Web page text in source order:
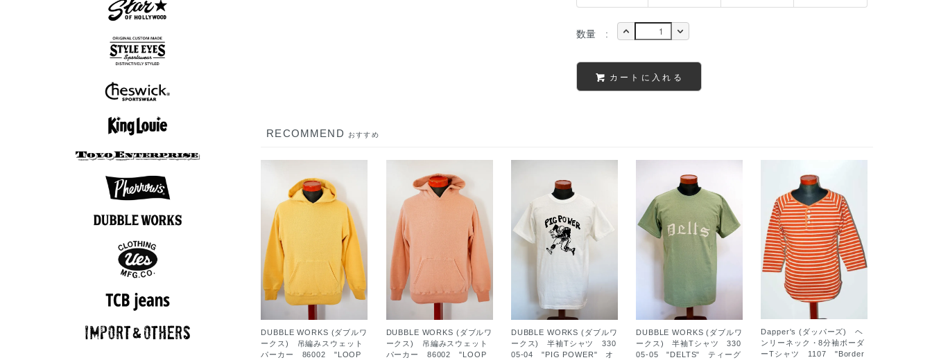
数量 :
カートに入れる
RECOMMEND おすすめ
DUBBLE WORKS (ダブルワ
ークス) 吊編みスウェット
パーカー 86002 "LOOP
DUBBLE WORKS (ダブルワ
ークス) 吊編みスウェット
パーカー 86002 "LOOP
DUBBLE WORKS (ダブルワ
ークス) 半袖Tシャツ 330
05-04 "PIG POWER" オ
DUBBLE WORKS (ダブルワ
ークス) 半袖Tシャツ 330
05-05 "DELTS" ティーグ
Dapper's (ダッパーズ) ヘ
ンリーネック・8分袖ボーダ
ーTシャツ 1107 "Border
ボウリングシャツ
7分袖Tシャツ
スウェット
Tシャツ
7分袖Tシャツ
ロンT
半袖シャツ
長袖シャツ
ポロシャツ
スウェット
アウター
パンツ
帽子
シューズ
ベスト
パンツ
Tシャツ
ロンT
アロハシャツ
半袖シャツ
ポロシャツ
長袖シャツ
ニット
スウェット
アウター
アウター
スウェット
Tシャツ
ロンT
パンツ
半袖シャツ
長袖シャツ
ベスト
帽子
グッズ
アウター
ベスト
長袖シャツ
パンツ
帽子
グッズ